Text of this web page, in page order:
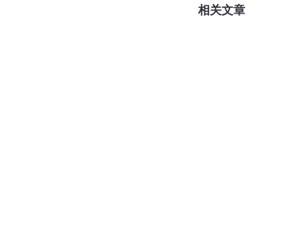
相关文章